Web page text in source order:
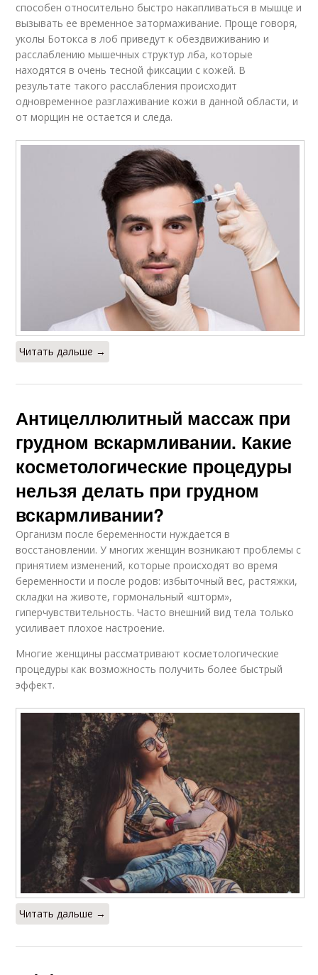
способен относительно быстро накапливаться в мышце и
вызывать ее временное затормаживание. Проще говоря,
уколы Ботокса в лоб приведут к обездвиживанию и
расслаблению мышечных структур лба, которые
находятся в очень тесной фиксации с кожей. В
результате такого расслабления происходит
одновременное разглаживание кожи в данной области, и
от морщин не остается и следа.
Читать дальше →
Антицеллюлитный массаж при
грудном вскармливании. Какие
косметологические процедуры
нельзя делать при грудном
вскармливании?
Организм после беременности нуждается в
восстановлении. У многих женщин возникают проблемы с
принятием изменений, которые происходят во время
беременности и после родов: избыточный вес, растяжки,
складки на животе, гормональный «шторм»,
гиперчувствительность. Часто внешний вид тела только
усиливает плохое настроение.
Многие женщины рассматривают косметологические
процедуры как возможность получить более быстрый
эффект.
Читать дальше →